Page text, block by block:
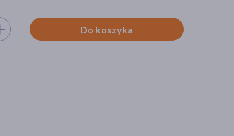
Do koszyka